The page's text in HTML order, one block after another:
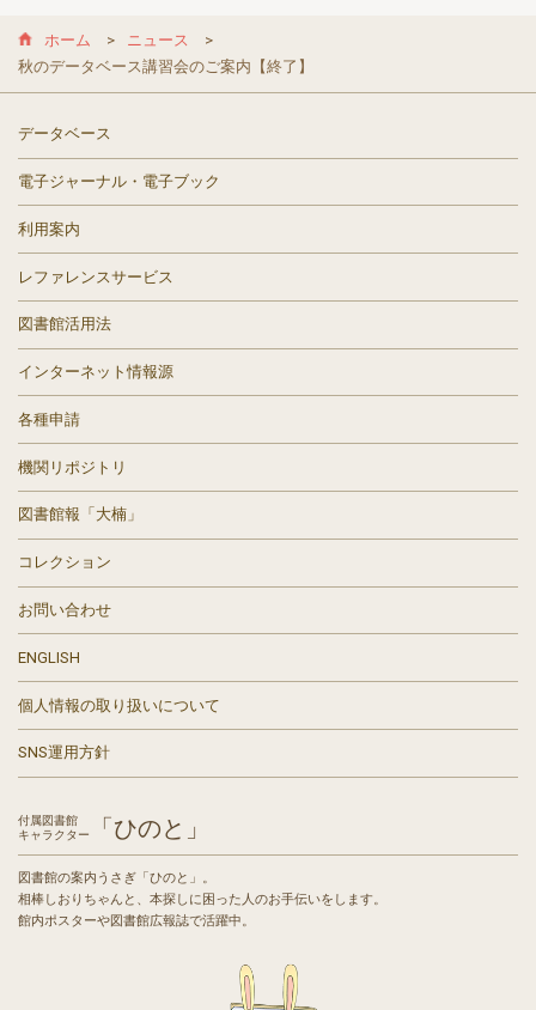
ホーム
ニュース
秋のデータベース講習会のご案内【終了】
データベース
電子ジャーナル・電子ブック
利用案内
レファレンスサービス
図書館活用法
インターネット情報源
各種申請
機関リポジトリ
図書館報「大楠」
コレクション
お問い合わせ
ENGLISH
個人情報の取り扱いについて
SNS運用方針
付属図書館
キャラクター
「ひのと」
図書館の案内うさぎ「ひのと」。
相棒しおりちゃんと、本探しに困った人のお手伝いをします。
館内ポスターや図書館広報誌で活躍中。